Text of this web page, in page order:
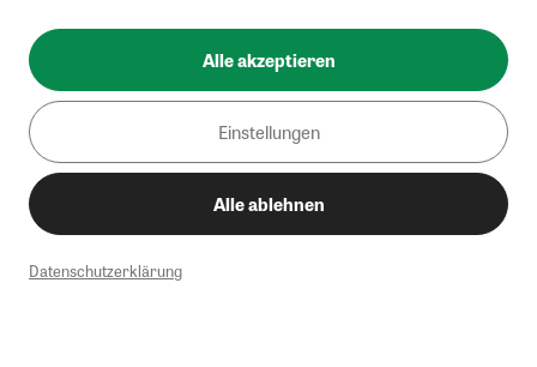
Alle akzeptieren
Einstellungen
Alle ablehnen
Datenschutzerklärung